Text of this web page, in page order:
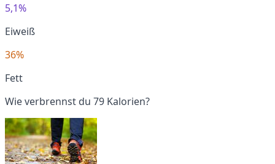
5,1%
Eiweiß
36%
Fett
Wie verbrennst du 79 Kalorien?